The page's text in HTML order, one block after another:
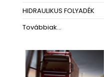
HIDRAULIKUS FOLYADÉK
Továbbiak...